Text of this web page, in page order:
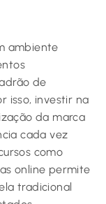
ambiente
de
isso, investir na
da marca
cada vez
como
online permite
tradicional